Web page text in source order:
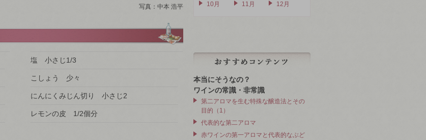
写真：中本 浩平
塩 小さじ1/3
こしょう 少々
にんにくみじん切り 小さじ2
レモンの皮 1/2個分
10月
11月 12月
本当にそうなの？
ワインの常識・非常識
第二アロマを生む特殊な醸造法とその
目的（1）
代表的な第二アロマ
赤ワインの第一アロマと代表的なぶど